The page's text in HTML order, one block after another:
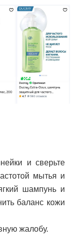
и сверьте
мытья и
шампунь и
баланс кожи
жалобу.